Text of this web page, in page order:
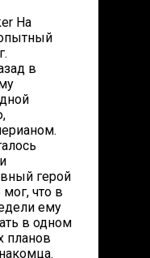
На
в
герой
что в
ему
в одном
планов